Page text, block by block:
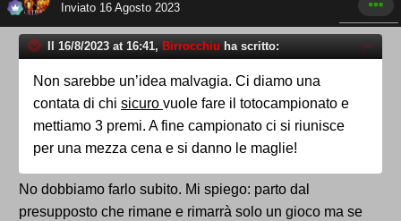
Inviato 16 Agosto 2023
Il 16/8/2023 at 16:41, Birrocchiu ha scritto:
Non sarebbe un’idea malvagia. Ci diamo una
contata di chi sicuro vuole fare il totocampionato e
mettiamo 3 premi. A fine campionato ci si riunisce
per una mezza cena e si danno le maglie!
No dobbiamo farlo subito. Mi spiego: parto dal
presupposto che rimane e rimarrà solo un gioco ma se